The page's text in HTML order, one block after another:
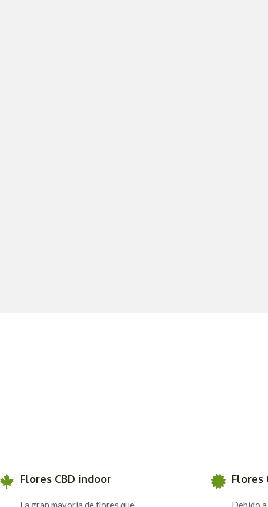
Flores CBD indoor
La gran mayoría de flores que
Flores
Debido